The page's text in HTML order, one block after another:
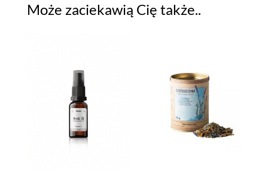
Może zaciekawią Cię także..